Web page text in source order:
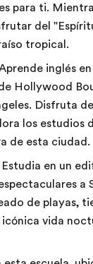
para ti.
del
tropical.
inglés
Hollywood
Disfruta
los estudios
de esta ciudad.
Estudia en un
a
de playas,
vida